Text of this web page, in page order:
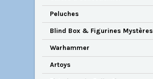
Peluches
Blind Box & Figurines Mystères
Warhammer
Artoys